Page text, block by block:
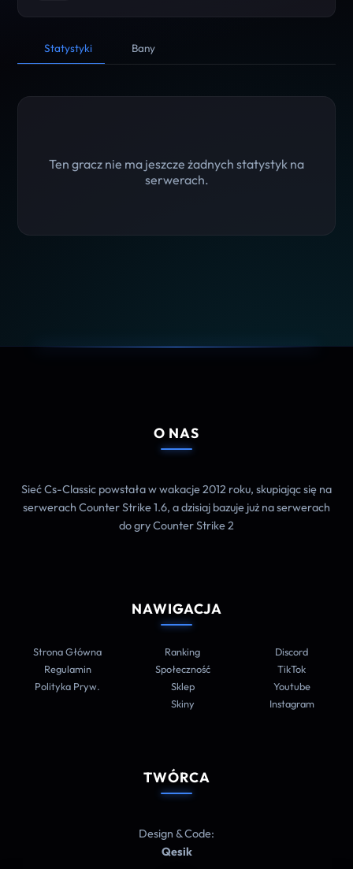
Statystyki Bany
Ten gracz nie ma jeszcze żadnych statystyk na
serwerach.
O NAS
Sieć Cs-Classic powstała w wakacje 2012 roku, skupiając się na
serwerach Counter Strike 1.6, a dzisiaj bazuje już na serwerach
do gry Counter Strike 2
NAWIGACJA
Strona Główna
Regulamin
Polityka Pryw.
Ranking
Społeczność
Sklep
Skiny
Discord
TikTok
Youtube
Instagram
TWÓRCA
Design & Code:
Qesik